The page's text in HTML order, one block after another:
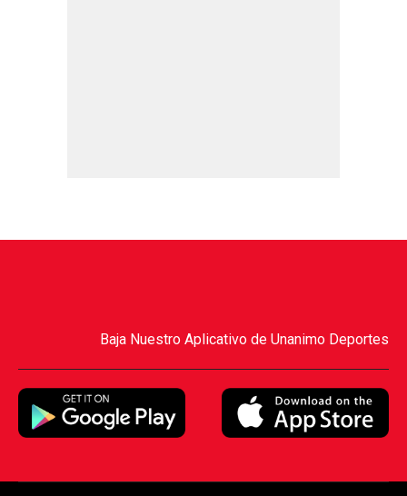
Baja Nuestro Aplicativo de Unanimo Deportes